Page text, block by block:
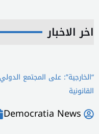
اخر الاخبار
“الخارجية”: على المجتمع
القانونية
Democratia News